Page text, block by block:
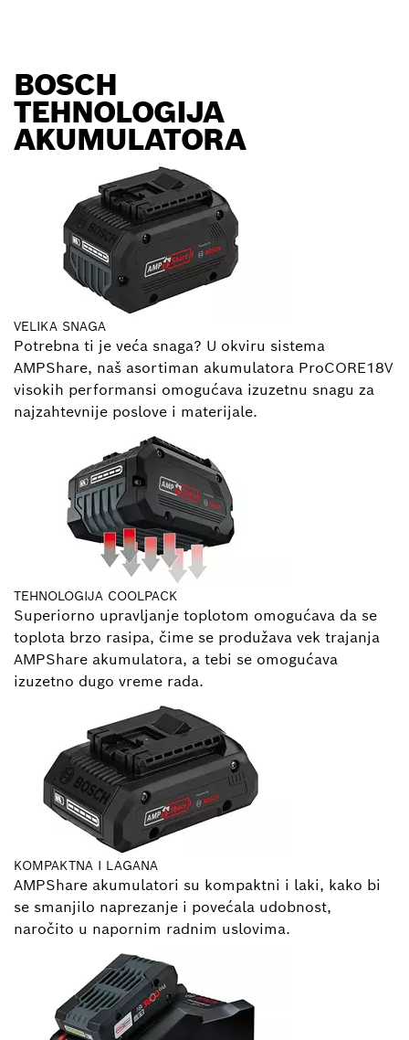
BOSCH
TEHNOLOGIJA
AKUMULATORA
VELIKA SNAGA
Potrebna ti je veća snaga? U okviru sistema
AMPShare, naš asortiman akumulatora ProCORE18V
visokih performansi omogućava izuzetnu snagu za
najzahtevnije poslove i materijale.
TEHNOLOGIJA COOLPACK
Superiorno upravljanje toplotom omogućava da se
toplota brzo rasipa, čime se produžava vek trajanja
AMPShare akumulatora, a tebi se omogućava
izuzetno dugo vreme rada.
KOMPAKTNA I LAGANA
AMPShare akumulatori su kompaktni i laki, kako bi
se smanjilo naprezanje i povećala udobnost,
naročito u napornim radnim uslovima.